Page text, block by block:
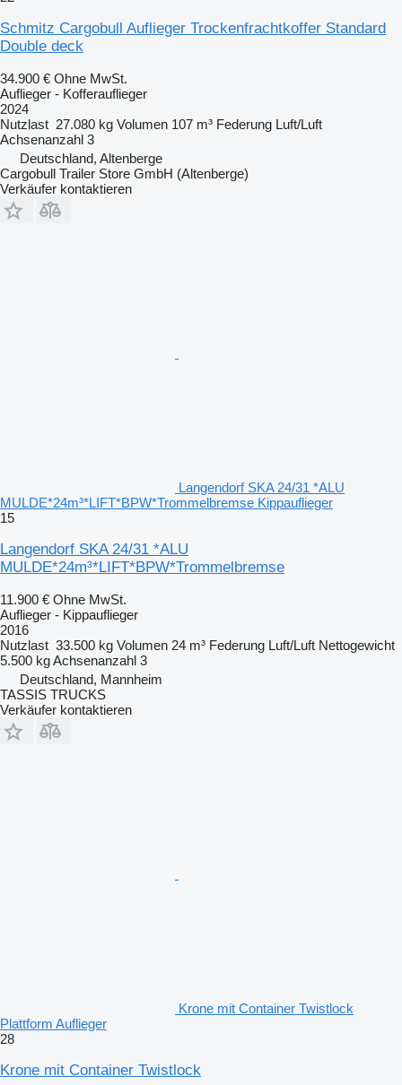
Schmitz Cargobull Auflieger Trockenfrachtkoffer Standard
Double deck
34.900 € Ohne MwSt.
Auflieger - Kofferauflieger
2024
Nutzlast 27.080 kg Volumen 107 m³ Federung Luft/Luft
Achsenanzahl 3
Deutschland, Altenberge
Cargobull Trailer Store GmbH (Altenberge)
Verkäufer kontaktieren
Langendorf SKA 24/31 *ALU
MULDE*24m³*LIFT*BPW*Trommelbremse Kippauflieger
15
Langendorf SKA 24/31 *ALU
MULDE*24m³*LIFT*BPW*Trommelbremse
11.900 € Ohne MwSt.
Auflieger - Kippauflieger
2016
Nutzlast 33.500 kg Volumen 24 m³ Federung Luft/Luft Nettogewicht
5.500 kgAchsenanzahl 3
Deutschland, Mannheim
TASSIS TRUCKS
Verkäufer kontaktieren
Krone mit Container Twistlock
Plattform Auflieger
28
Krone mit Container Twistlock